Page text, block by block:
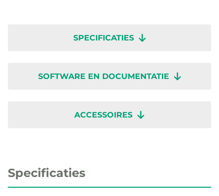
SPECIFICATIES
SOFTWARE EN DOCUMENTATIE
ACCESSOIRES
Specificaties